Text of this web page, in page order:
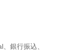
銀行振込、